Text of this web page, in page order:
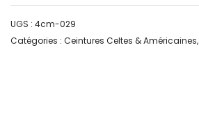
UGS : 4cm-029
Catégories : Ceintures Celtes & Américaines,